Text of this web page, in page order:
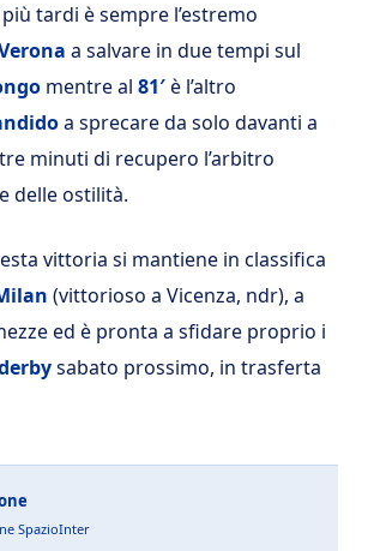
tardi è sempre l’estremo
a salvare in due tempi sul
mentre al 81′è l’altro
a sprecare da solo davanti a
minuti di recupero l’arbitro
delle ostilità.
vittoria si mantiene in classifica
(vittorioso a Vicenza, ndr), a
ed è pronta a sfidare proprio i
sabato prossimo, in trasferta
SpazioInter